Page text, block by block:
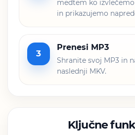
medtem ko
in prikazujemo
3
Prenesi MP3
Shranite svoj MP3 in
naslednji MKV.
Ključne